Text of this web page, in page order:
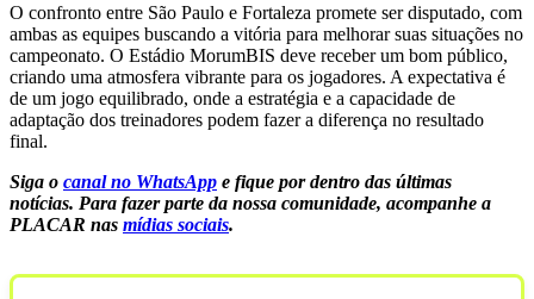
O confronto entre São Paulo e Fortaleza promete ser disputado, com
ambas as equipes buscando a vitória para melhorar suas situações no
campeonato. O Estádio MorumBIS deve receber um bom público,
criando uma atmosfera vibrante para os jogadores. A expectativa é
de um jogo equilibrado, onde a estratégia e a capacidade de
adaptação dos treinadores podem fazer a diferença no resultado
final.
Siga o canal no WhatsApp e fique por dentro das últimas
notícias. Para fazer parte da nossa comunidade, acompanhe a
PLACAR nas mídias sociais.